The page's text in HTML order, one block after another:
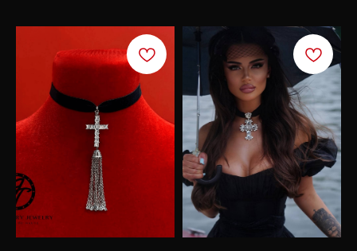
Подпишитесь, чтобы получить скидку 7% на
первую покупку и быть в курсе эксклюзивных
новостей, стилей и рекламных акций
СКИДКА 7%